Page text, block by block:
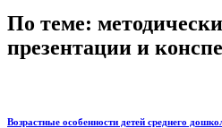
По теме:
презентации и
Возрастные особенности детей среднего